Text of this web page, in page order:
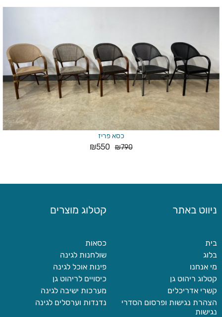
כסא פריז
₪790
₪550
ניווט באתר
בית
בלוג
מי אנחנו
קטלוג ריהוט גן
קשרי אדריכלים
הצהרת נגישות ופרסום הסדרי
נגישות
קטלוג מוצרים
כסאות
שולחנות לגינה
פינות אוכל לגינה
כיסויים לריהוט גן
מערכות ישיבה לגינה
נדנדות וערסלים לגינה